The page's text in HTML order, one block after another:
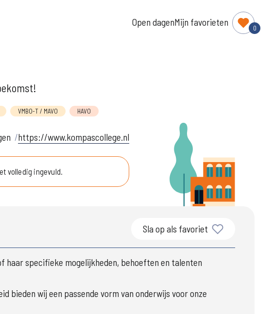
Open dagenMijn favorieten
0
VMBO-T / MAVO HAVO
https://www.kompascollege.nl
volledig ingevuld.
Sla op als favoriet
haar specifieke mogelijkheden, behoeften en talenten
wij een passende vorm van onderwijs voor onze